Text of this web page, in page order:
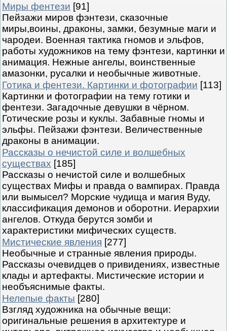
Миры фентези [91]
Пейзажи миров фэнтези, сказочные
миры,воины, драконы, замки, безумные маги и
чародеи. Военная тактика гномов и эльфов,
работы художников на тему фэнтези, картинки и
анимация. Нежные ангелы, воинственные
амазонки, русалки и необычные животные.
Готика и фентези. Картинки и фотографии [113]
Картинки и фотографии на тему готики и
фентези. Загадочные девушки в чёрном.
Готические розы и куклы. Забавные гномы и
эльфы. Пейзажи фэнтези. Величественные
драконы в анимации.
Рассказы о нечистой силе и волшебных
существах [185]
Рассказы о нечистой силе и волшебных
существах Мифы и правда о вампирах. Правда
или вымысел? Морские чудища и магия Вуду,
классификация демонов и оборотни. Иерархии
ангелов. Откуда берутся зомби и
характеристики мифических существ.
Мистические явления [277]
Необычные и странные явления природы.
Рассказы очевидцев о привидениях, известные
клады и артефакты. Мистические истории и
необъяснимые факты.
Нелепые факты [280]
Взгляд художника на обычные вещи:
оригинальные решения в архитектуре и